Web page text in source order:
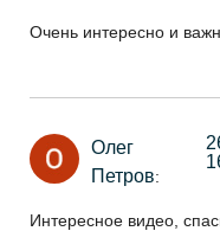
Очень интересно и
Олег
Петров:
Интересное видео,